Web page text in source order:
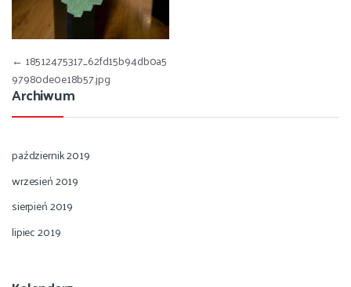
Nawigacja wpisu
← 18512475317_62fd15b94db0a5
97980de0e18b57.jpg
Archiwum
październik 2019
wrzesień 2019
sierpień 2019
lipiec 2019